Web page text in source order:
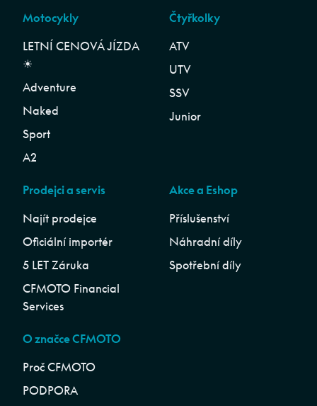
Motocykly
LETNÍ CENOVÁ JÍZDA
☀︎
Adventure
Naked
Sport
A2
Čtyřkolky
ATV
UTV
SSV
Junior
Prodejci a servis
Najít prodejce
Oficiální importér
5 LET Záruka
CFMOTO Financial
Services
Akce a Eshop
Příslušenství
Náhradní díly
Spotřební díly
O značce CFMOTO
Proč CFMOTO
PODPORA